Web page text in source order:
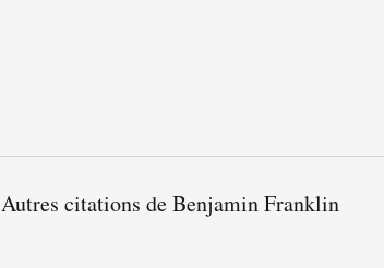
Autres citations de Benjamin Franklin